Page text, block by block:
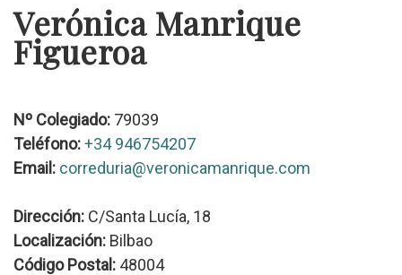
Verónica Manrique
Figueroa
Nº Colegiado: 79039
Teléfono:+34 946754207
Email: correduria@veronicamanrique.com
Dirección: C/Santa Lucía, 18
Localización: Bilbao
Código Postal: 48004